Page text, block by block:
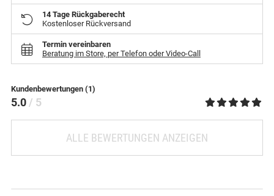
14 Tage Rückgaberecht
Kostenloser Rückversand
Termin vereinbaren
Beratung im Store, per Telefon oder Video-Call
Kundenbewertungen (1)
5.0 / 5
ALLE BEWERTUNGEN ANZEIGEN